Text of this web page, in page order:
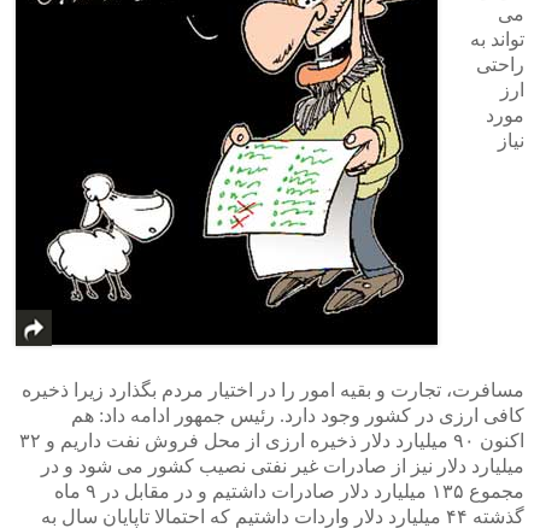
می
تواند به
راحتی
ارز
مورد
نیاز
مسافرت، تجارت و بقیه امور را در اختیار مردم بگذارد زیرا ذخیره
کافی ارزی در کشور وجود دارد. رئیس جمهور ادامه داد: هم
اکنون ۹۰ میلیارد دلار ذخیره ارزی از محل فروش نفت داریم و ۳۲
میلیارد دلار نیز از صادرات غیر نفتی نصیب کشور می شود و در
مجموع ۱۳۵ میلیارد دلار صادرات داشتیم و در مقابل در ۹ ماه
گذشته ۴۴ میلیارد دلار واردات داشتیم که احتمالا تاپایان سال به